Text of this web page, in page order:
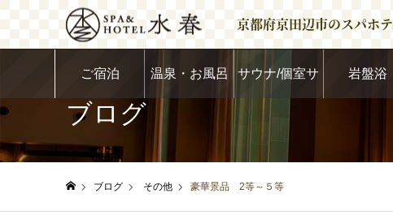
京都府京田辺市のスパホ
ご宿泊 温泉・お風呂 サウナ/個室サ
ウナ
岩盤浴
ブログ
ブログ その他 豪華景品 2等～５等